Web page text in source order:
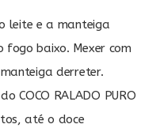
leite e a manteiga
fogo baixo. Mexer com
derreter.
COCO RALADO PURO
até o doce